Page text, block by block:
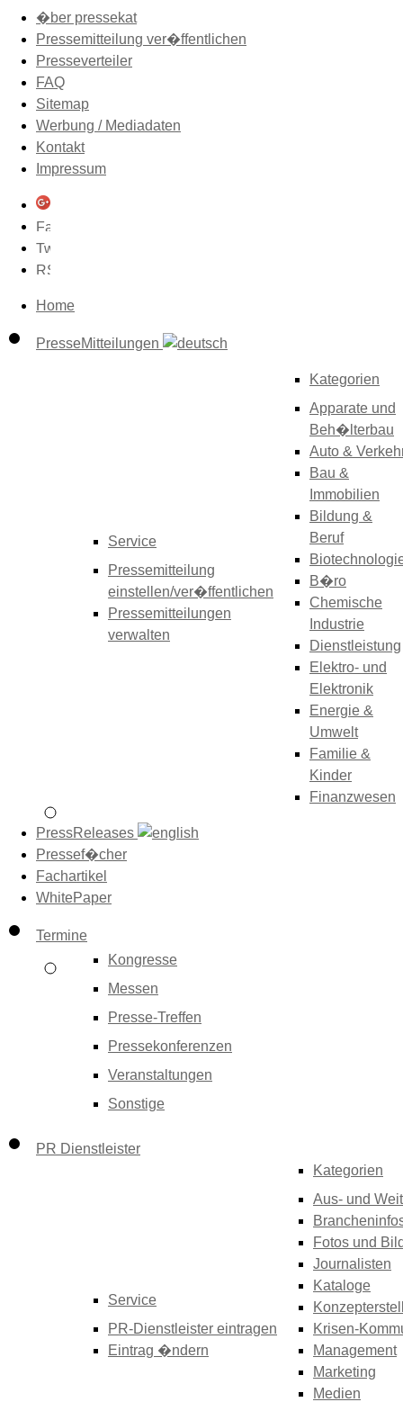
�ber pressekat
Pressemitteilung ver�ffentlichen
Presseverteiler
FAQ
Sitemap
Werbung / Mediadaten
Kontakt
Impressum
Home
PresseMitteilungen
Service
Pressemitteilung
einstellen/ver�ffentlichen
Pressemitteilungen
verwalten
Kategorien
Apparate und
Beh�lterbau
Auto &
Bau &
Immobilien
Bildung &
Beruf
B�ro
Chemische
Industrie
Dienstleistung
Elektro- und
Elektronik
Energie &
Umwelt
Familie &
Kinder
Finanzwesen
PressReleases
Pressef�cher
Fachartikel
WhitePaper
Termine
Kongresse
Messen
Presse-Treffen
Pressekonferenzen
Veranstaltungen
Sonstige
PR Dienstleister
Service
PR-Dienstleister eintragen
Eintrag �ndern
Kategorien
Aus- und
Fotos und
Journalisten
Kataloge
Krisen-
Management
Marketing
Medien